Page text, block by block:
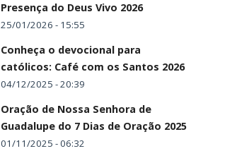
Presença do Deus Vivo 2026
25/01/2026 - 15:55
Conheça o devocional para
católicos: Café com os Santos 2026
04/12/2025 - 20:39
Oração de Nossa Senhora de
Guadalupe do 7 Dias de Oração 2025
01/11/2025 - 06:32